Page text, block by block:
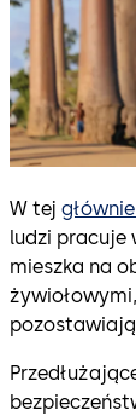
W tej
ludzi pracuje
mieszka na